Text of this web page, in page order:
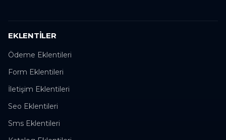
EKLENTILER
Ödeme Eklentileri
Form Eklentileri
İletişim Eklentileri
Seo Eklentileri
Sms Eklentileri